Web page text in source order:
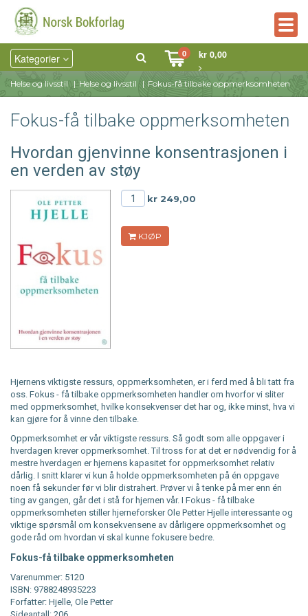
Kategorier
0 kr 0,00
Helse og livsstil Helse og livsstil Fokus-få tilbake oppmerksomheten
Fokus-få tilbake oppmerksomheten
Hvordan gjenvinne konsentrasjonen i
en verden av støy
kr 249,00
KJØP
Hjernens viktigste ressurs, oppmerksomheten, er i ferd med å bli tatt fra
oss. Fokus - få tilbake oppmerksomheten handler om hvorfor vi sliter
med oppmerksomhet, hvilke konsekvenser det har og, ikke minst, hva vi
kan gjøre for å vinne den tilbake.
Oppmerksomhet er vår viktigste ressurs. Så godt som alle oppgaver i
hverdagen krever oppmerksomhet. Til tross for at det er nødvendig for å
mestre hverdagen er hjernens kapasitet for oppmerksomhet relativ
dårlig. I snitt klarer vi kun å holde oppmerksomheten på én oppgave
noen få sekunder før vi blir distrahert. Prøver vi å tenke på mer enn én
ting av gangen, går det i stå for hjernen vår. I Fokus - få tilbake
oppmerksomheten stiller hjerneforsker Ole Petter Hjelle interessante og
viktige spørsmål om konsekvensene av dårligere oppmerksomhet og
gode råd om hvordan vi skal kunne fokusere bedre.
Fokus-få tilbake oppmerksomheten
Varenummer: 5120
ISBN: 9788248935223
Forfatter: Hjelle, Ole Petter